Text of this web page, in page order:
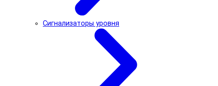
Сигнализаторы уровня